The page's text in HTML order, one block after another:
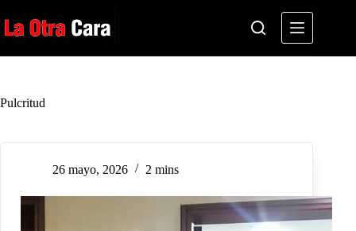
al
contenido
Pulcritud
26 mayo, 2026 2 mins